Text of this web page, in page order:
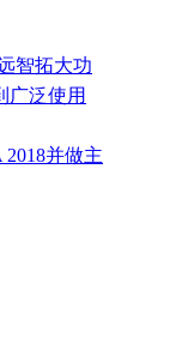
智拓大功
广泛使用
并做主